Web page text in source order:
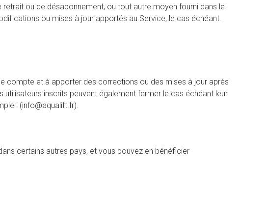
ou de désabonnement, ou tout autre moyen fourni dans le
ou mises à jour apportés au Service, le cas échéant.
compte et à apporter des corrections ou des mises à jour après
utilisateurs inscrits peuvent également fermer le cas échéant leur
: (info@aqualift.fr).
certains autres pays, et vous pouvez en bénéficier